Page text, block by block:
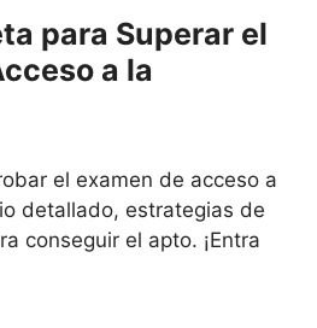
para Superar el
a la
el examen de acceso a
detallado, estrategias de
conseguir el apto. ¡Entra